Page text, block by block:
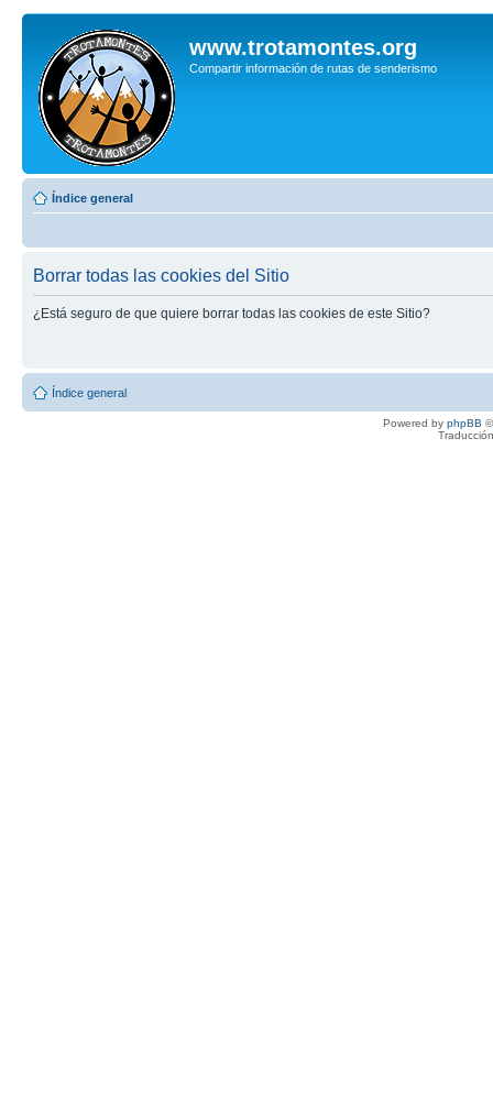
www.trotamontes.org
Compartir información de rutas de senderismo
Índice general
Borrar todas las cookies del Sitio
¿Está seguro de que quiere borrar todas las cookies de este Sitio?
Índice general
Powered by phpBB